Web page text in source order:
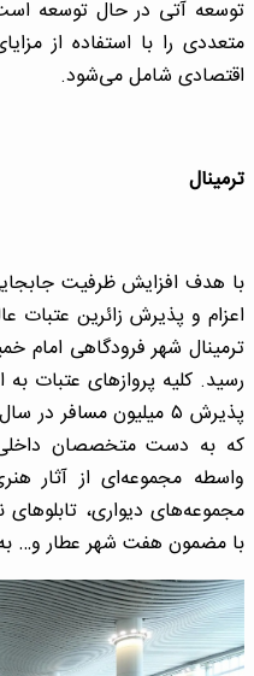
توسعه آتی در حال توسعه
متعددی را با استفاده از
اقتصادی شامل می‌شود.
ترمینال
با هدف افزایش ظرفیت
اعزام و پذیرش زائرین عتبات
رسید. کلیه پروازهای عتبات
پذیرش ۵ میلیون مسافر
که به دست متخصصان
واسطه مجموعه‌ای از آثار
مجموعه‌های دیواری،
با مضمون هفت شهر عطار و…